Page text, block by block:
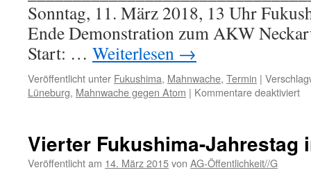
Sonntag, 11. März 2018, 13 Uhr
Ende Demonstration zum AKW
Start: … Weiterlesen →
Veröffentlicht unter Fukushima, Mahnwache, Termin |
Lüneburg, Mahnwache gegen Atom | Kommentare deaktiviertfür
Vierter Fukushima-Jahrestag
Veröffentlicht am 14. März 2015von AG-Öffentlichkeit//G